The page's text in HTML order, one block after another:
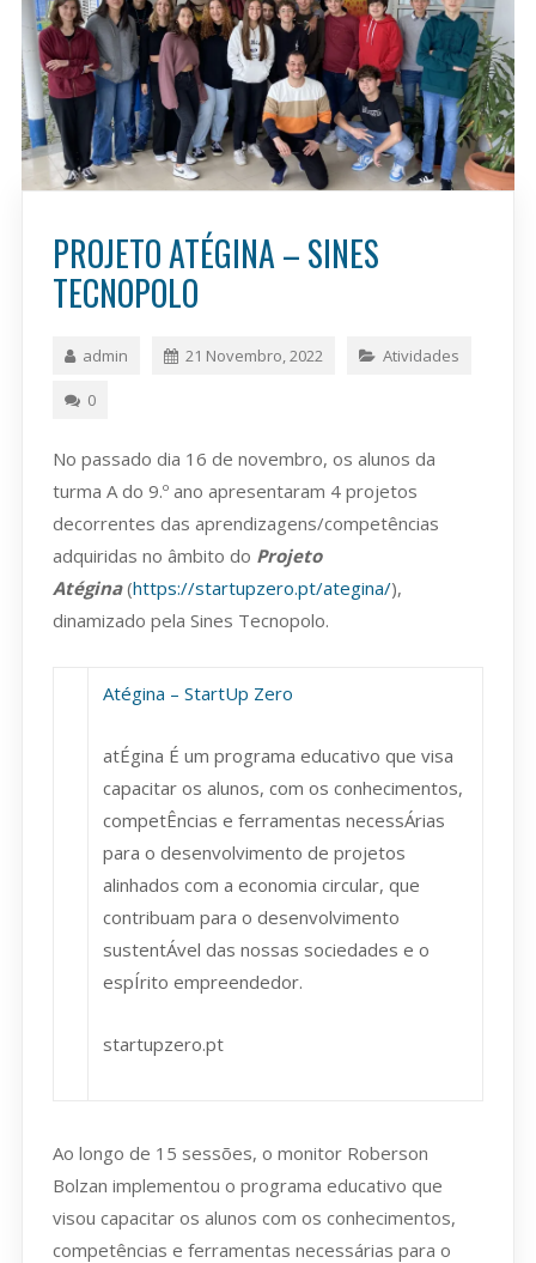
PROJETO ATÉGINA – SINES
TECNOPOLO
admin 21 Novembro, 2022 Atividades
0
No passado dia 16 de novembro, os alunos da
turma A do 9.º ano apresentaram 4 projetos
decorrentes das aprendizagens/competências
adquiridas no âmbito do Projeto
Atégina(https://startupzero.pt/ategina/),
dinamizado pela Sines Tecnopolo.
Atégina – StartUp Zero
atÉgina É um programa educativo que visa
capacitar os alunos, com os conhecimentos,
competÊncias e ferramentas necessÁrias
para o desenvolvimento de projetos
alinhados com a economia circular, que
contribuam para o desenvolvimento
sustentÁvel das nossas sociedades e o
espÍrito empreendedor.
startupzero.pt
Ao longo de 15 sessões, o monitor Roberson
Bolzan implementou o programa educativo que
visou capacitar os alunos com os conhecimentos,
competências e ferramentas necessárias para o